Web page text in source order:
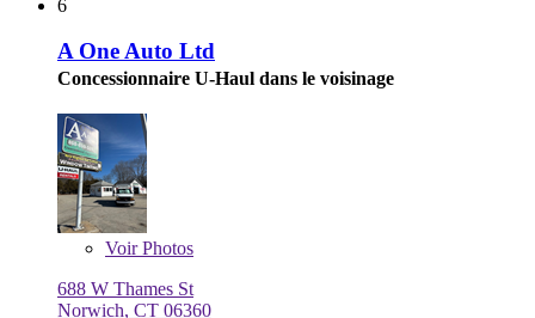
6
A One Auto Ltd
Concessionnaire U-Haul dans le voisinage
VoirPhotos
688 W Thames St
Norwich, CT 06360